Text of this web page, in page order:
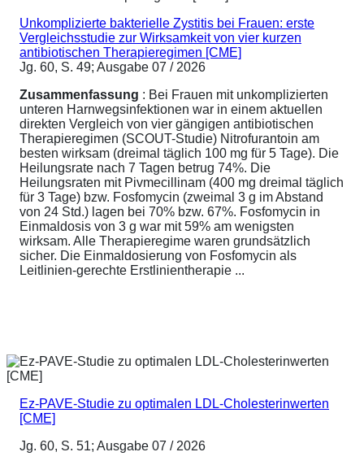
Unkomplizierte bakterielle Zystitis bei Frauen: erste
Vergleichsstudie zur Wirksamkeit von vier kurzen
antibiotischen Therapieregimen [CME]
Jg. 60, S. 49; Ausgabe 07 / 2026
Zusammenfassung : Bei Frauen mit unkomplizierten
unteren Harnwegsinfektionen war in einem aktuellen
direkten Vergleich von vier gängigen antibiotischen
Therapieregimen (SCOUT-Studie) Nitrofurantoin am
besten wirksam (dreimal täglich 100 mg für 5 Tage). Die
Heilungsrate nach 7 Tagen betrug 74%. Die
Heilungsraten mit Pivmecillinam (400 mg dreimal täglich
für 3 Tage) bzw. Fosfomycin (zweimal 3 g im Abstand
von 24 Std.) lagen bei 70% bzw. 67%. Fosfomycin in
Einmaldosis von 3 g war mit 59% am wenigsten
wirksam. Alle Therapieregime waren grundsätzlich
sicher. Die Einmaldosierung von Fosfomycin als
Leitlinien-gerechte Erstlinientherapie ...
Ez-PAVE-Studie zu optimalen LDL-Cholesterinwerten
[CME]
Jg. 60, S. 51; Ausgabe 07 / 2026